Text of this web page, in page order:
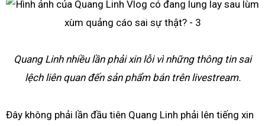
Quang Linh nhiều lần phải xin lỗi vì những thông tin sai
lệch liên quan đến sản phẩm bán trên livestream.
Đây không phải lần đầu tiên Quang Linh phải lên tiếng xin